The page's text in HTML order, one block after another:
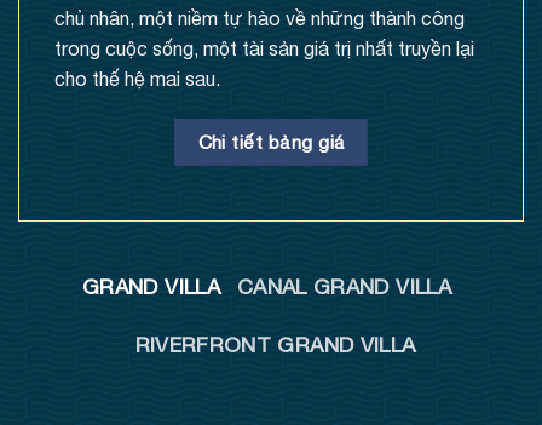
chủ nhân, một niềm tự hào về những thành công
trong cuộc sống, một tài sản giá trị nhất truyền lại
cho thế hệ mai sau.
Chi tiết bảng giá
GRAND VILLA CANAL GRAND VILLA
RIVERFRONT GRAND VILLA